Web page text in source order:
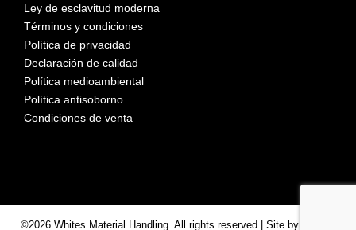
Ley de esclavitud moderna
Términos y condiciones
Política de privacidad
Declaración de calidad
Política medioambiental
Política antisoborno
Condiciones de venta
©2026 Whites Material Handling. All rights reserved | Site by